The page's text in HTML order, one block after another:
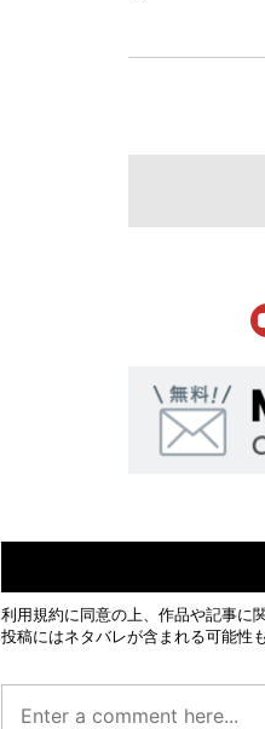
利用規約に同意の上、作品や記事に
投稿にはネタバレが含まれる可能性